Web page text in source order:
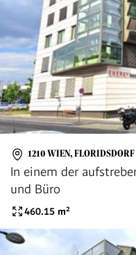
1210 WIEN, FLORIDSDORF
In einem der
und Büro
460.15 m²